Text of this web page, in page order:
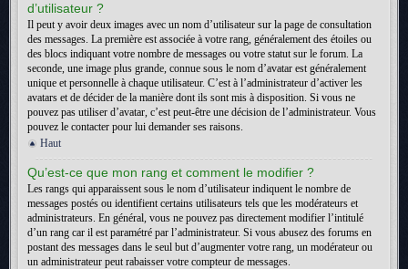
d’utilisateur ?
Il peut y avoir deux images avec un nom d’utilisateur sur la page de consultation
des messages. La première est associée à votre rang, généralement des étoiles ou
des blocs indiquant votre nombre de messages ou votre statut sur le forum. La
seconde, une image plus grande, connue sous le nom d’avatar est généralement
unique et personnelle à chaque utilisateur. C’est à l’administrateur d’activer les
avatars et de décider de la manière dont ils sont mis à disposition. Si vous ne
pouvez pas utiliser d’avatar, c’est peut-être une décision de l’administrateur. Vous
pouvez le contacter pour lui demander ses raisons.
Haut
Qu’est-ce que mon rang et comment le modifier ?
Les rangs qui apparaissent sous le nom d’utilisateur indiquent le nombre de
messages postés ou identifient certains utilisateurs tels que les modérateurs et
administrateurs. En général, vous ne pouvez pas directement modifier l’intitulé
d’un rang car il est paramétré par l’administrateur. Si vous abusez des forums en
postant des messages dans le seul but d’augmenter votre rang, un modérateur ou
un administrateur peut rabaisser votre compteur de messages.